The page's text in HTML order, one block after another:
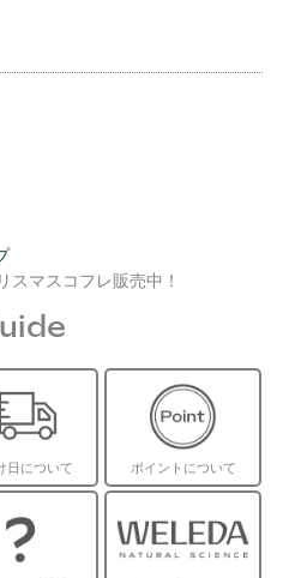
スマスコフレ販売中！
日について ポイントについて